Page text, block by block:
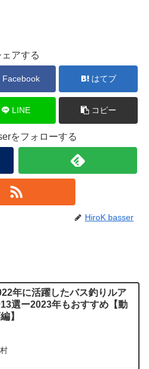
ェアする
Facebook はてブ
LINE コピー
をフォローする
HiroK basser
年に活躍したバス釣りルア
選ー2023年もおすすめ【動
】